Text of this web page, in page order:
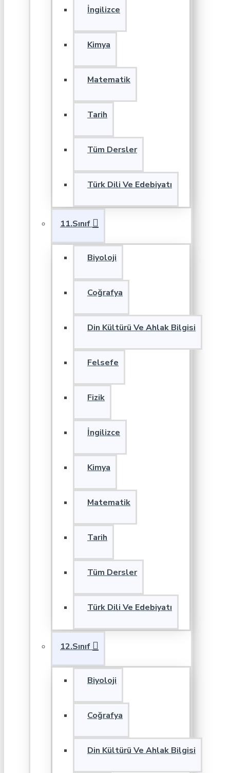
İngilizce
Kimya
Matematik
Tarih
Tüm Dersler
Türk Dili Ve Edebiyatı
11.Sınıf
Biyoloji
Coğrafya
Din Kültürü Ve Ahlak Bilgisi
Felsefe
Fizik
İngilizce
Kimya
Matematik
Tarih
Tüm Dersler
Türk Dili Ve Edebiyatı
12.Sınıf
Biyoloji
Coğrafya
Din Kültürü Ve Ahlak Bilgisi